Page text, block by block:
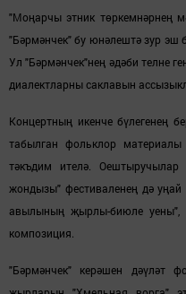
"Моңарчы этник төркемнәрнең
"Бәрмәнчек" бу юнәлештә зур эш
Ул "Бәрмәнчек"нең әдәби телне
диалектларны саклавын
Концертның икенче бүлегенең
табылган фольклор материалы
тәкъдим ителә.
жондызы" фестиваленең дә уңай
авылының җырлы-биюле уены",
композиция.
"Бәрмәнчек" керәшен дәүләт